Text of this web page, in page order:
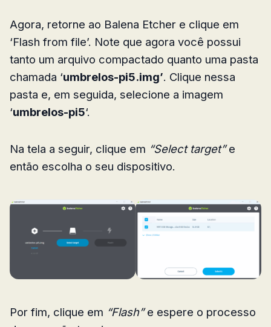
Agora, retorne ao Balena Etcher e clique em
‘Flash from file’. Note que agora você possui
tanto um arquivo compactado quanto uma pasta
chamada ‘umbrelos-pi5.img’. Clique nessa
pasta e, em seguida, selecione a imagem
‘umbrelos-pi5‘.
Na tela a seguir, clique em “Select target”e
então escolha o seu dispositivo.
Por fim, clique em “Flash”e espere o processo